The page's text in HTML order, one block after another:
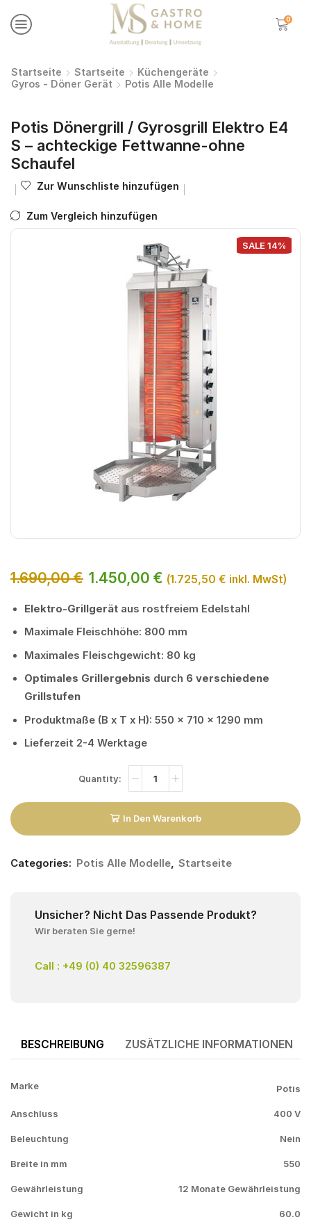
0
Startseite Startseite
Küchengeräte
Gyros - Döner Gerät
Potis Alle Modelle
Potis Dönergrill / Gyrosgrill Elektro E4
S – achteckige Fettwanne-ohne
Schaufel
Zur Wunschliste hinzufügen
Zum Vergleich hinzufügen
SALE 14%
1.690,00€ 1.450,00 € (1.725,50 € inkl. MwSt)
Elektro-Grillgerät aus rostfreiem Edelstahl
Maximale Fleischhöhe: 800 mm
Maximales Fleischgewicht: 80 kg
Optimales Grillergebnis durch 6 verschiedene
Grillstufen
Produktmaße (B x T x H): 550 x 710 x 1290 mm
Lieferzeit 2-4 Werktage
In Den Warenkorb
Categories: Potis Alle Modelle, Startseite
Unsicher? Nicht Das Passende Produkt?
Wir beraten Sie gerne!
Call : +49 (0) 40 32596387
BESCHREIBUNG ZUSÄTZLICHE INFORMATIONEN
Marke Potis
Anschluss 400 V
Beleuchtung Nein
Breite in mm 550
Gewährleistung 12 Monate Gewährleistung
Gewicht in kg 60.0